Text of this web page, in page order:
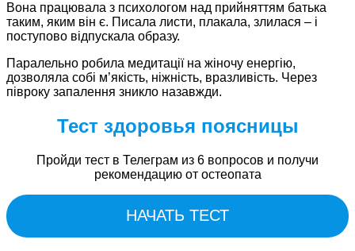
Вона працювала з психологом над прийняттям батька
таким, яким він є. Писала листи, плакала, злилася – і
поступово відпускала образу.
Паралельно робила медитації на жіночу енергію,
дозволяла собі м’якість, ніжність, вразливість. Через
півроку запалення зникло назавжди.​
Тест здоровья поясницы
Пройди тест в Телеграм из 6 вопросов и получи
рекомендацию от остеопата
НАЧАТЬ ТЕСТ